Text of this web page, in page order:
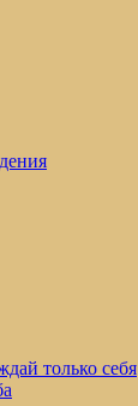
только себя